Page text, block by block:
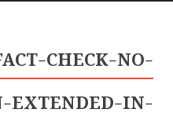
CHECK-NO-
EXTENDED-IN-